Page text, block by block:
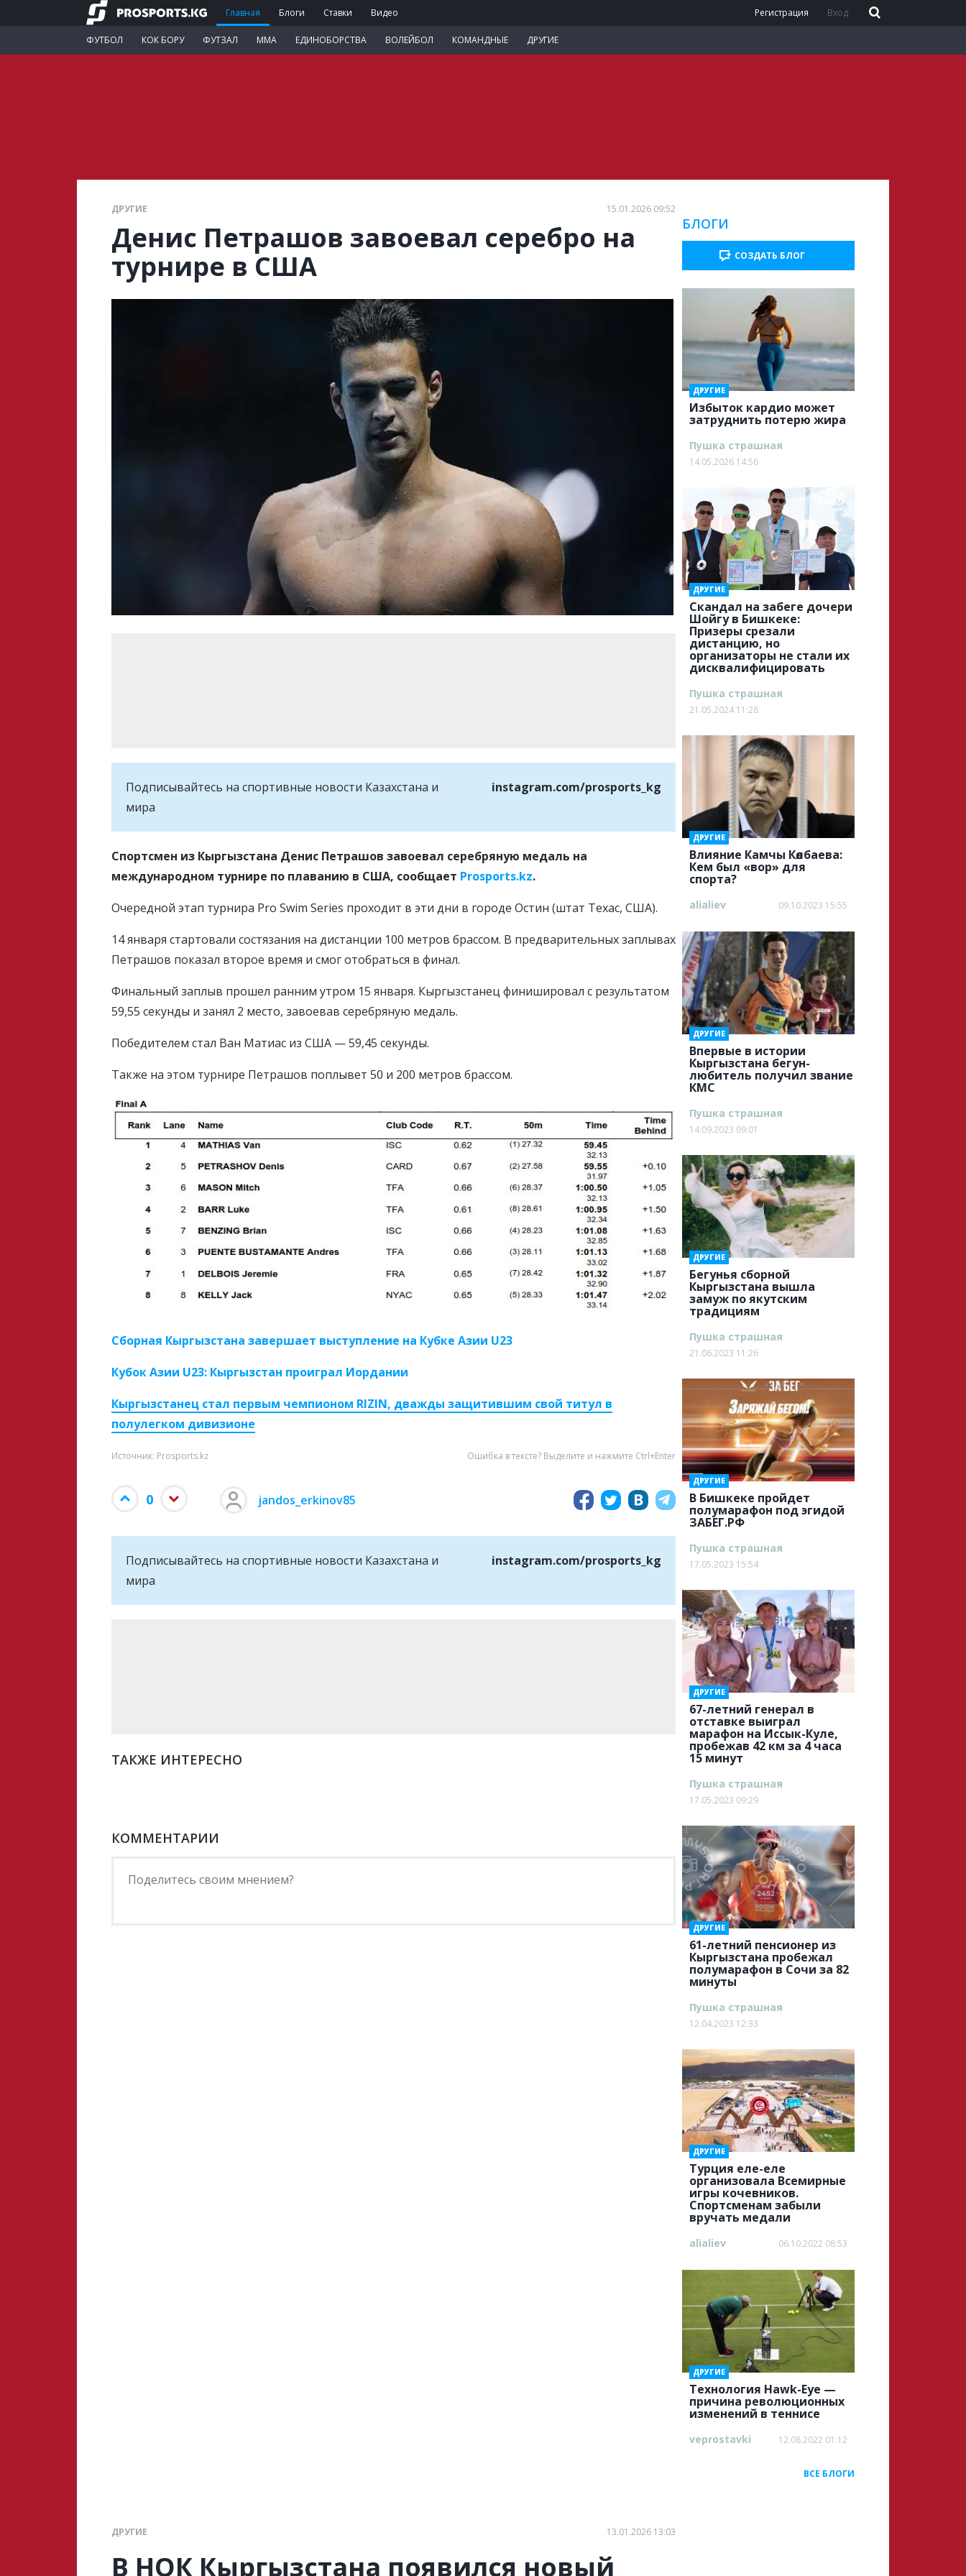
Главная Блоги Ставки Видео
ФУТБОЛ КОК БОРУ ФУТЗАЛ ММА ЕДИНОБОРСТВА ВОЛЕЙБОЛ КОМАНДНЫЕ ДРУГИЕ
Регистрация Вход
ДРУГИЕ 15.01.2026 09:52
Денис Петрашов завоевал серебро на
турнире в США
Подписывайтесь на cпортивные новости Казахстана и
мира
instagram.com/prosports_kg
Спортсмен из Кыргызстана Денис Петрашов завоевал серебряную медаль на
международном турнире по плаванию в США, сообщает Prosports.kz.
Очередной этап турнира Pro Swim Series проходит в эти дни в городе Остин (штат Техас, США).
14 января стартовали состязания на дистанции 100 метров брассом. В предварительных заплывах
Петрашов показал второе время и смог отобраться в финал.
Финальный заплыв прошел ранним утром 15 января. Кыргызстанец финишировал с результатом
59,55 секунды и занял 2 место, завоевав серебряную медаль.
Победителем стал Ван Матиас из США — 59,45 секунды.
Также на этом турнире Петрашов поплывет 50 и 200 метров брассом.
Сборная Кыргызстана завершает выступление на Кубке Азии U23
Кубок Азии U23: Кыргызстан проиграл Иордании
Кыргызстанец стал первым чемпионом RIZIN, дважды защитившим свой титул в
полулегком дивизионе
Источник: Prosports.kz Ошибка в тексте? Выделите и нажмите Ctrl+Enter
0 jandos_erkinov85
Подписывайтесь на cпортивные новости Казахстана и
мира
instagram.com/prosports_kg
ТАКЖЕ ИНТЕРЕСНО
КОММЕНТАРИИ
БЛОГИ
СОЗДАТЬ БЛОГ
Избыток кардио может
затруднить потерю жира
ДРУГИЕ
Пушка страшная
14.05.2026 14:56
Скандал на забеге дочери
Шойгу в Бишкеке:
Призеры срезали
дистанцию, но
организаторы не стали их
дисквалифицировать
ДРУГИЕ
Пушка страшная
21.05.2024 11:28
Влияние Камчы Көлбаева:
Кем был «вор» для
спорта?
ДРУГИЕ
alialiev 09.10.2023 15:55
Впервые в истории
Кыргызстана бегун-
любитель получил звание
КМС
ДРУГИЕ
Пушка страшная
14.09.2023 09:01
Бегунья сборной
Кыргызстана вышла
замуж по якутским
традициям
ДРУГИЕ
Пушка страшная
21.06.2023 11:26
В Бишкеке пройдет
полумарафон под эгидой
ЗАБЕГ.РФ
ДРУГИЕ
Пушка страшная
17.05.2023 15:54
67-летний генерал в
отставке выиграл
марафон на Иссык-Куле,
пробежав 42 км за 4 часа
15 минут
ДРУГИЕ
Пушка страшная
17.05.2023 09:29
61-летний пенсионер из
Кыргызстана пробежал
полумарафон в Сочи за 82
минуты
ДРУГИЕ
Пушка страшная
12.04.2023 12:33
Турция еле-еле
организовала Всемирные
игры кочевников.
Спортсменам забыли
вручать медали
ДРУГИЕ
alialiev 06.10.2022 08:53
Технология Hawk-Eye —
причина революционных
изменений в теннисе
ДРУГИЕ
veprostavki 12.08.2022 01:12
ВСЕ БЛОГИ
ДРУГИЕ 13.01.2026 13:03
В НОК Кыргызстана появился новый